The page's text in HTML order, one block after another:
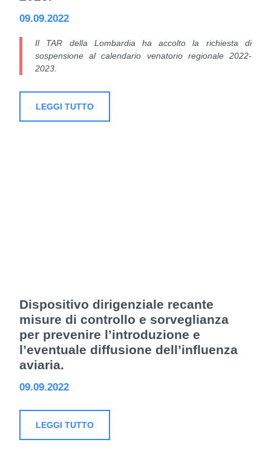
09.09.2022
Il TAR della Lombardia ha accolto la richiesta di
sospensione al calendario venatorio regionale 2022-
2023.
LEGGI TUTTO
Dispositivo dirigenziale recante
misure di controllo e sorveglianza
per prevenire l’introduzione e
l’eventuale diffusione dell’influenza
aviaria.
09.09.2022
LEGGI TUTTO